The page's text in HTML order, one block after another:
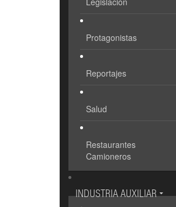
Protagonistas
Reportajes
Salud
Restaurantes
Camioneros
INDUSTRIA AUXILIAR